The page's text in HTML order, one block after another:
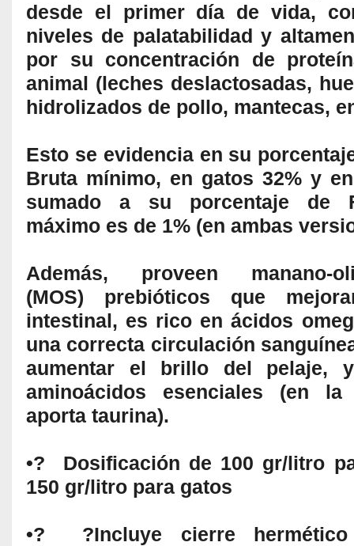
desde el primer día de vida,
niveles de palatabilidad y
por su concentración de
animal (leches deslactosadas,
hidrolizados de pollo, mantecas,
Esto se evidencia en su
Bruta mínimo, en gatos 32% y
sumado a su porcentaje de
máximo es de 1% (en ambas
Además, proveen manano-
(MOS) prebióticos que
intestinal, es rico en ácidos
una correcta circulación
aumentar el brillo del pelaje,
aminoácidos esenciales (en
aporta taurina).
•? Dosificación de 100 gr/litro
150 gr/litro para gatos
•? ?Incluye cierre